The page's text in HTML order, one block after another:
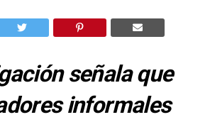
señala que
informales